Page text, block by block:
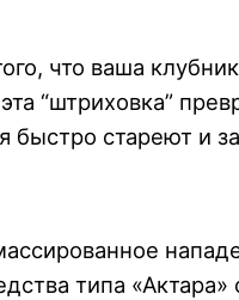
что ваша
“штриховка”
быстро стареют и
типа